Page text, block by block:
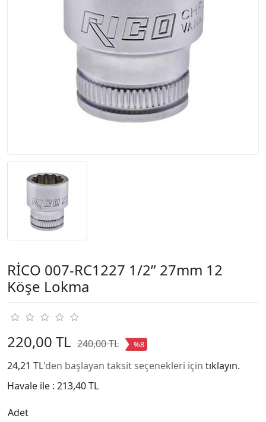
RİCO 007-RC1227 1/2” 27mm 12
Köşe Lokma
220,00 TL 240,00 TL %8
24,21 TL'den başlayan taksit seçenekleri için tıklayın.
Havale ile : 213,40 TL
Adet